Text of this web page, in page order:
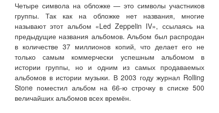
Четыре символа на обложке — это символы участников
группы. Так как на обложке нет названия, многие
называют этот альбом «Led Zeppelin IV», ссылаясь на
предыдущие названия альбомов. Альбом был распродан
в количестве 37 миллионов копий, что делает его не
только самым коммерчески успешным альбомом в
истории группы, но и одним из самых продаваемых
альбомов в истории музыки. В 2003 году журнал Rolling
Stone поместил альбом на 66-ю строчку в списке 500
величайших альбомов всех времён.